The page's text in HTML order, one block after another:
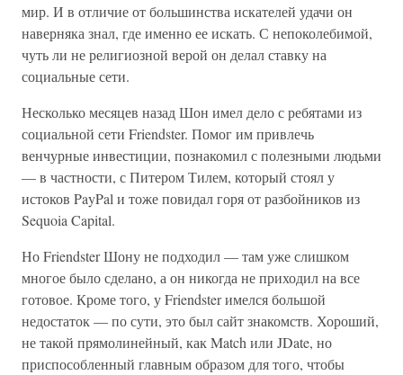
мир. И в отличие от большинства искателей удачи он
наверняка знал, где именно ее искать. С непоколебимой,
чуть ли не религиозной верой он делал ставку на
социальные сети.
Несколько месяцев назад Шон имел дело с ребятами из
социальной сети Friendster. Помог им привлечь
венчурные инвестиции, познакомил с полезными людьми
— в частности, с Питером Тилем, который стоял у
истоков PayPal и тоже повидал горя от разбойников из
Sequoia Capital.
Но Friendster Шону не подходил — там уже слишком
многое было сделано, а он никогда не приходил на все
готовое. Кроме того, у Friendster имелся большой
недостаток — по сути, это был сайт знакомств. Хороший,
не такой прямолинейный, как Match или JDate, но
приспособленный главным образом для того, чтобы